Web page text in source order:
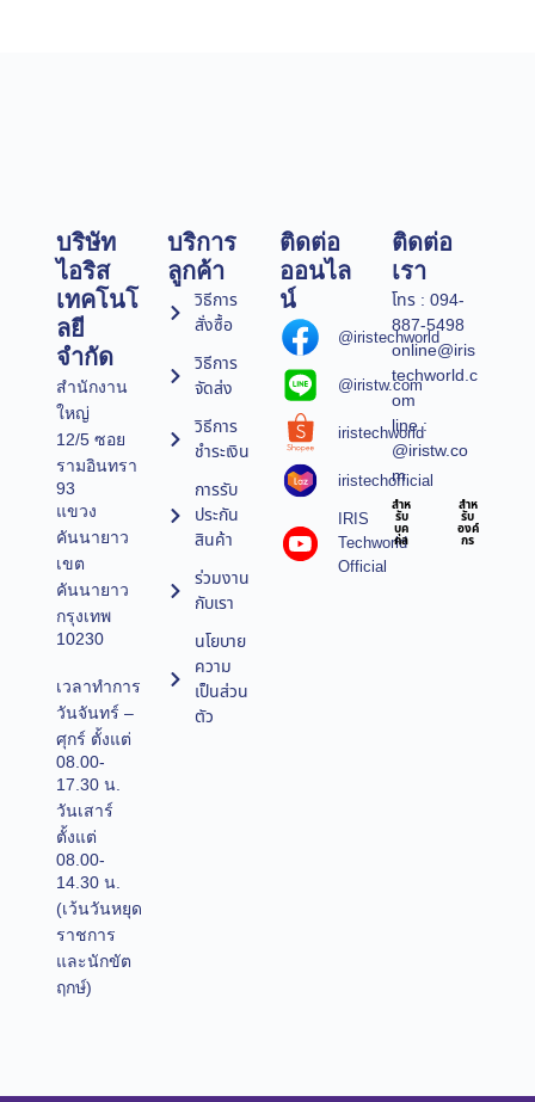
บริษัท
ไอริส
เทคโนโ
ลยี
จำกัด
สำนักงาน
ใหญ่
12/5 ซอย
รามอินทรา
93
แขวง
คันนายาว
เขต
คันนายาว
กรุงเทพ
10230
เวลาทำการ
วันจันทร์ –
ศุกร์ ตั้งแต่
08.00-
17.30 น.
วันเสาร์
ตั้งแต่
08.00-
14.30 น.
(เว้นวันหยุด
ราชการ
และนักขัต
ฤกษ์)
บริการ
ลูกค้า
วิธีการ
สั่งซื้อ
วิธีการ
จัดส่ง
วิธีการ
ชำระเงิน
การรับ
ประกัน
สินค้า
ร่วมงาน
กับเรา
นโยบาย
ความ
เป็นส่วน
ตัว
ติดต่อ
ออนไล
น์
@iristechworld
@iristw.com
iristechworld
iristechofficial
IRIS
Techworld
Official
ติดต่อ
เรา
โทร : 094-
887-5498
online@iris
techworld.c
om
line :
@iristw.co
m
สำห
รับ
บุค
คล
สำห
รับ
องค์
กร